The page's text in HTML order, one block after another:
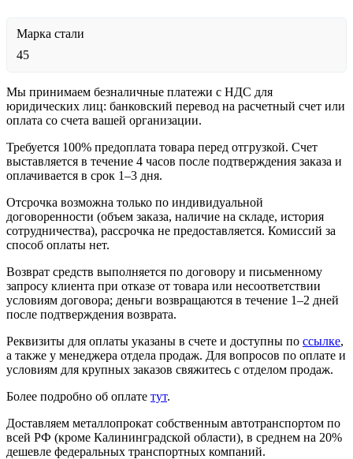
Марка стали
45
Мы принимаем безналичные платежи с НДС для
юридических лиц: банковский перевод на расчетный счет или
оплата со счета вашей организации.
Требуется 100% предоплата товара перед отгрузкой. Счет
выставляется в течение 4 часов после подтверждения заказа и
оплачивается в срок 1–3 дня.
Отсрочка возможна только по индивидуальной
договоренности (объем заказа, наличие на складе, история
сотрудничества), рассрочка не предоставляется. Комиссий за
способ оплаты нет.
Возврат средств выполняется по договору и письменному
запросу клиента при отказе от товара или несоответствии
условиям договора; деньги возвращаются в течение 1–2 дней
после подтверждения возврата.
Реквизиты для оплаты указаны в счете и доступны по ссылке,
а также у менеджера отдела продаж. Для вопросов по оплате и
условиям для крупных заказов свяжитесь с отделом продаж.
Более подробно об оплате тут.
Доставляем металлопрокат собственным автотранспортом по
всей РФ (кроме Калининградской области), в среднем на 20%
дешевле федеральных транспортных компаний.